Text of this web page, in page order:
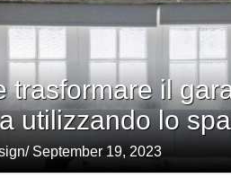
trasformare il
utilizzando lo
/ September 19, 2023